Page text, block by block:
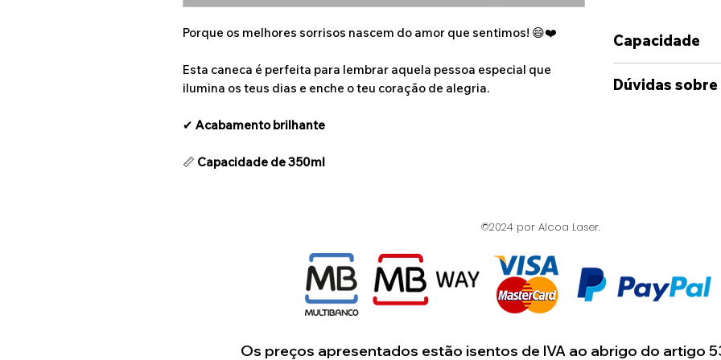
Porque os melhores sorrisos nascem do amor que sentimos! 😄❤️
Esta caneca é perfeita para lembrar aquela pessoa especial que
ilumina os teus dias e enche o teu coração de alegria.
✔ Acabamento brilhante
📏 Capacidade de 350ml
Capacidade
350ml
Dúvidas
das opções
enviada uma
onde terá uma
©2024 por Alcoa Laser.
Os preços apresentados estão isentos de IVA ao abrigo do artigo